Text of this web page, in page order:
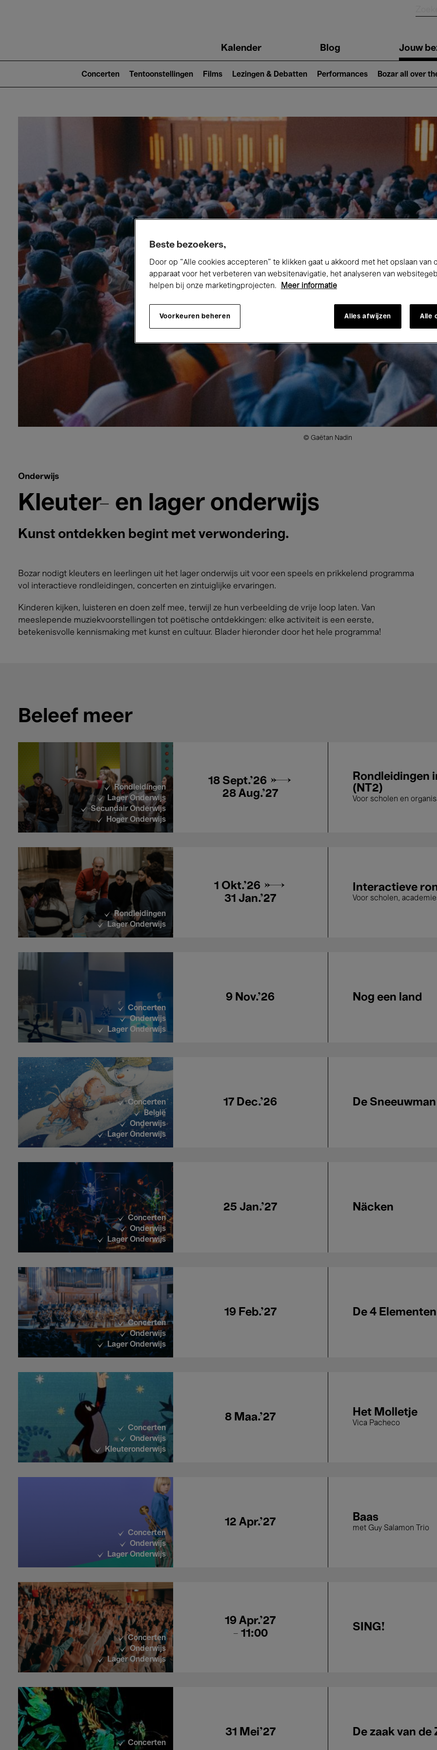
navigationKalender Blog Jouw
2)
Concerten Tentoonstellingen Films Lezingen & Debatten Performances Bozar all over
© Gaëtan Nadin
Onderwijs
Kleuter- en lager onderwijs
Kunst ontdekken begint met verwondering.
Bozar nodigt kleuters en leerlingen uit het lager onderwijs uit voor een speels en prikkelend programma
vol interactieve rondleidingen, concerten en zintuiglijke ervaringen.
Kinderen kijken, luisteren en doen zelf mee, terwijl ze hun verbeelding de vrije loop laten. Van
meeslepende muziekvoorstellingen tot poëtische ontdekkingen: elke activiteit is een eerste,
betekenisvolle kennismaking met kunst en cultuur. Blader hieronder door het hele programma!
Beleef meer
Rondleidingen
Lager Onderwijs
Secundair Onderwijs
Hoger Onderwijs
18 Sept.'26 →
28 Aug.'27
Rondleidingen
(NT2)
Voor scholen en
Rondleidingen
Lager Onderwijs
1 Okt.'26 →
31 Jan.'27
Interactieve
Voor scholen,
Concerten
Onderwijs
Lager Onderwijs
9 Nov.'26 Nog een land
Concerten
België
Onderwijs
Lager Onderwijs
17 Dec.'26 De Sneeuwman
Concerten
Onderwijs
Lager Onderwijs
25 Jan.'27 Näcken
Concerten
Onderwijs
Lager Onderwijs
19 Feb.'27 De 4
Concerten
Onderwijs
Kleuteronderwijs
8 Maa.'27 Het Molletje
Vica Pacheco
Concerten
Onderwijs
Lager Onderwijs
12 Apr.'27 Baas
met Guy Salamon Trio
Concerten
Onderwijs
Lager Onderwijs
19 Apr.'27
- 11:00
SING!
Concerten
31 Mei'27 De zaak van de
Beste bezoekers,
Door op “Alle cookies accepteren” te klikken gaat u akkoord met het opslaan van
apparaat voor het verbeteren van websitenavigatie, het analyseren van
helpen bij onze marketingprojecten.
Meer informatie
Voorkeuren beheren Alles afwijzen Alle